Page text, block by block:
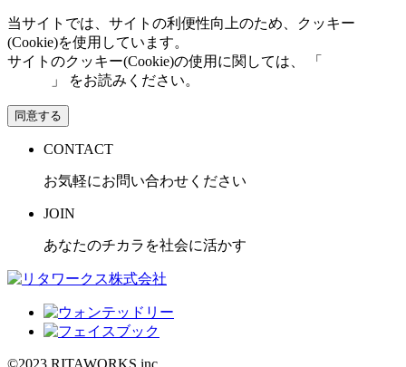
当サイトでは、サイトの利便性向上のため、クッキー
(Cookie)を使用しています。
サイトのクッキー(Cookie)の使用に関しては、 「
」 をお読みください。
同意する
CONTACT
お気軽にお問い合わせください
JOIN
あなたのチカラを社会に活かす
©2023 RITAWORKS inc.